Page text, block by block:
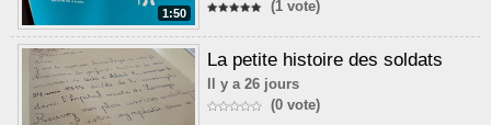
1:50
(1 vote)
La petite histoire des soldats
Il y a 26 jours
(0 vote)